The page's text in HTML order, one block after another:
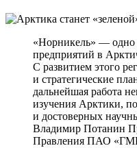
«Норникель» —
предприятий в
С развитием этого
и стратегические
дальнейшая работа
изучения Арктики,
и достоверных
Владимир Потанин
Правления ПАО